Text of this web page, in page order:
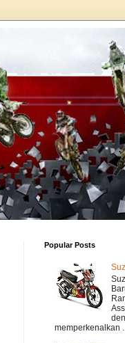
Popular Posts
memperkenalkan ...